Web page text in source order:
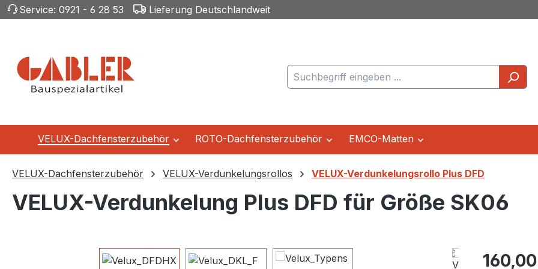
Hauptinhalt springen
Zur Suche springen
Zur Hauptnavigation springen
Service: 0921 - 6 28 53 Lieferung Deutschlandweit
VELUX-Dachfensterzubehör ROTO-Dachfensterzubehör EMCO-Matten
VELUX-Dachfensterzubehör VELUX-Verdunkelungsrollos VELUX-Verdunkelungsrollo Plus DFD
VELUX-Verdunkelung Plus DFD für Größe SK06
Bildergalerie überspringen Regulärer